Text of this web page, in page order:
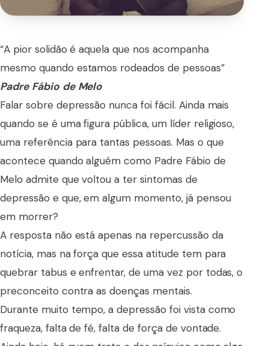
“A pior solidão é aquela que nos acompanha
mesmo quando estamos rodeados de pessoas”
Padre Fábio de Melo
Falar sobre depressão nunca foi fácil. Ainda mais
quando se é uma figura pública, um líder religioso,
uma referência para tantas pessoas. Mas o que
acontece quando alguém como Padre Fábio de
Melo admite que voltou a ter sintomas de
depressão e que, em algum momento, já pensou
em morrer?
A resposta não está apenas na repercussão da
notícia, mas na força que essa atitude tem para
quebrar tabus e enfrentar, de uma vez por todas, o
preconceito contra as doenças mentais.
Durante muito tempo, a depressão foi vista como
fraqueza, falta de fé, falta de força de vontade.